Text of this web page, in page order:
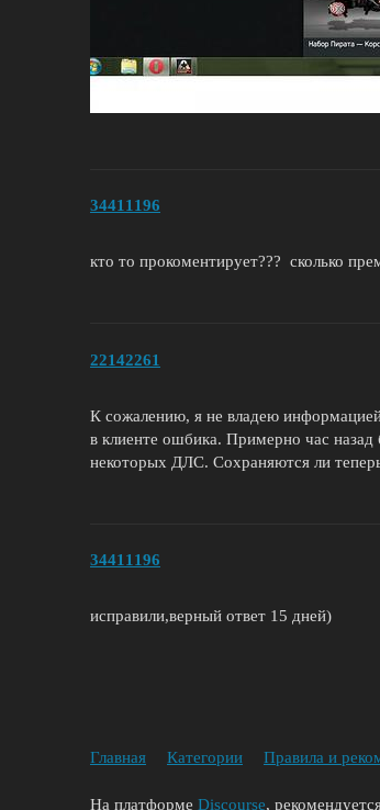
34411196
кто то прокоментирует??? сколько
22142261
К сожалению, я не владею
в клиенте ошбика. Примерно час
некоторых ДЛС. Сохраняются ли
34411196
исправили,верный ответ 15 дней)
Главная Категории Правила и
На платформе Discourse,